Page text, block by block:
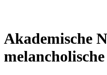
Akademische